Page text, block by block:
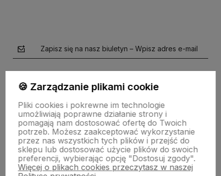
Zapisz się na nasz biuletyn – Wpisz adres e-mail
polityce prywatności
Obserwuj nas na
🍪 Zarządzanie plikami cookie
Pliki cookies i pokrewne im technologie
umożliwiają poprawne działanie strony i
pomagają nam dostosować ofertę do Twoich
potrzeb. Możesz zaakceptować wykorzystanie
przez nas wszystkich tych plików i przejść do
sklepu lub dostosować użycie plików do swoich
preferencji, wybierając opcję "Dostosuj zgody".
Więcej o plikach cookies przeczytasz w naszej